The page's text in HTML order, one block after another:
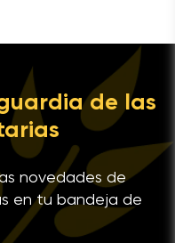
de las
novedades de
en tu bandeja de